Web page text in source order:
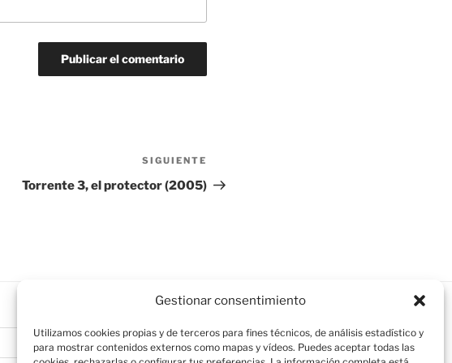
Gestionar consentimiento
Utilizamos cookies propias y de terceros para fines técnicos, de análisis estadístico y
para mostrar contenidos externos como mapas y vídeos. Puedes aceptar todas las
entrada
SIGUIENTE
Torrente 3, el protector (2005)